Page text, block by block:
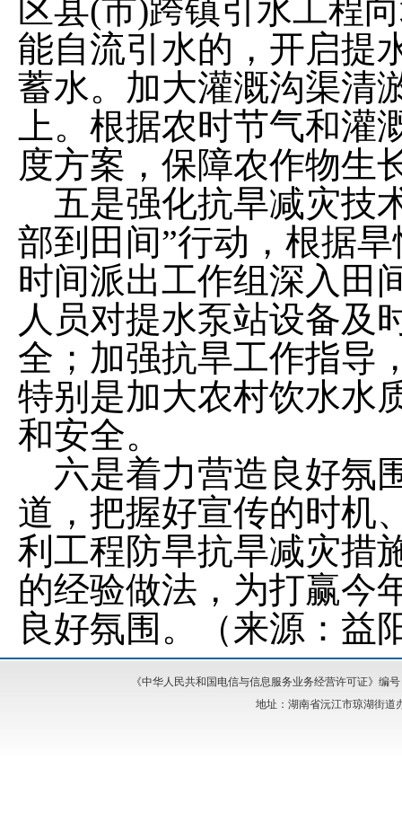
区县(市)跨镇引水工程
能自流引水的，开启提
蓄水。加大灌溉沟渠清
上。根据农时节气和灌
度方案，保障农作物生
五是强化抗旱减灾技
部到田间”行动，根据
时间派出工作组深入田
人员对提水泵站设备及
全；加强抗旱工作指导
特别是加大农村饮水水
和安全。
六是着力营造良好氛
道，把握好宣传的时机
利工程防旱抗旱减灾措
的经验做法，为打赢今
良好氛围。（来源：益
《中华人民共和国电信与信息服务业务经营许可证》编
地址：湖南省沅江市琼湖街